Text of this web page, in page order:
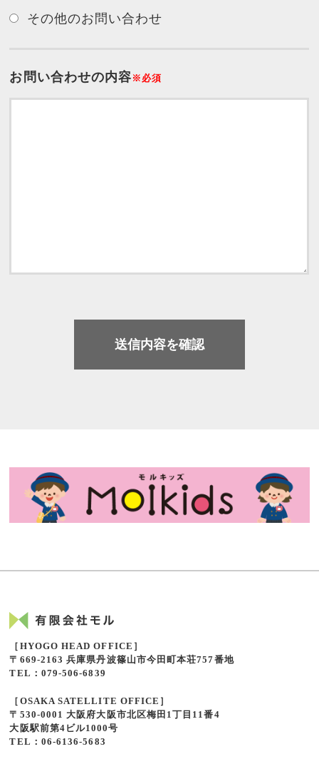
その他のお問い合わせ
お問い合わせの内容 ※必須
［HYOGO HEAD OFFICE］
〒669-2163 兵庫県丹波篠山市今田町本荘757番地
TEL：079-506-6839
［OSAKA SATELLITE OFFICE］
〒530-0001 大阪府大阪市北区梅田1丁目11番4
大阪駅前第4ビル1000号
TEL：06-6136-5683